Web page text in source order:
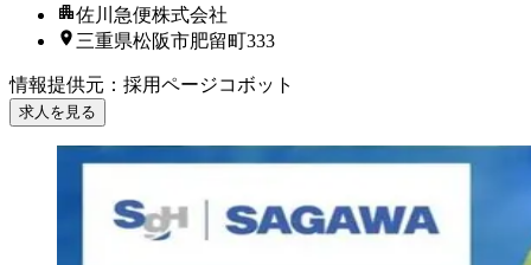
佐川急便株式会社
三重県松阪市肥留町333
情報提供元 ： 採用ページコボット
求人を見る